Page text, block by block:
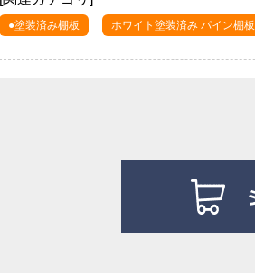
●塗装済み棚板 ホワイト塗装済み パイン棚板